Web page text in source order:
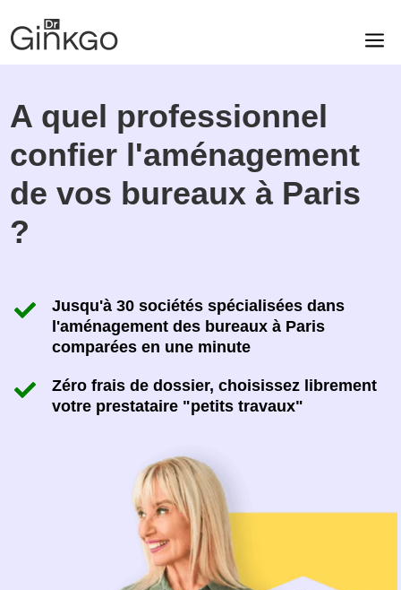
A quel professionnel
confier l'aménagement
de vos bureaux à Paris
?
Jusqu'à 30 sociétés spécialisées dans
l'aménagement des bureaux à Paris
comparées en une minute
Zéro frais de dossier, choisissez librement
votre prestataire "petits travaux"